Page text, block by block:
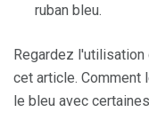
ruban bleu.
Regardez l'utilisation
cet article.
le bleu avec